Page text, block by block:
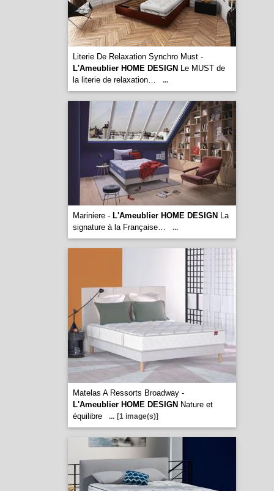
Literie De Relaxation Synchro Must -
L'Ameublier HOME DESIGN Le MUST de
la literie de relaxation…
...
Mariniere - L'Ameublier HOME DESIGN La
signature à la Française…
...
Matelas A Ressorts Broadway -
L'Ameublier HOME DESIGN Nature et
équilibre
... [1 image(s)]